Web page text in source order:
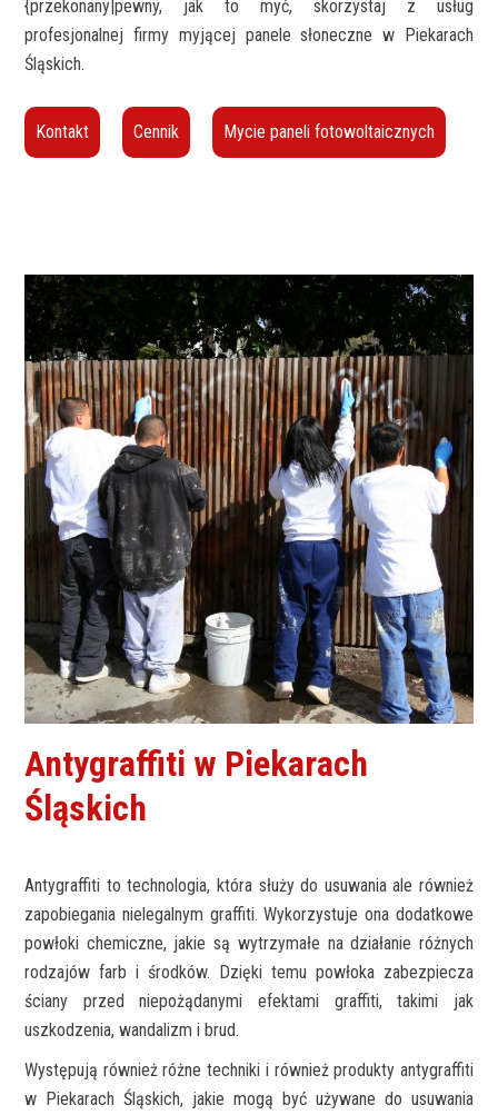
{przekonany|pewny, jak to myć, skorzystaj z usług
profesjonalnej firmy myjącej panele słoneczne w Piekarach
Śląskich.
Kontakt Cennik Mycie paneli fotowoltaicznych
Antygraffiti w Piekarach
Śląskich
Antygraffiti to technologia, która służy do usuwania ale również
zapobiegania nielegalnym graffiti. Wykorzystuje ona dodatkowe
powłoki chemiczne, jakie są wytrzymałe na działanie różnych
rodzajów farb i środków. Dzięki temu powłoka zabezpiecza
ściany przed niepożądanymi efektami graffiti, takimi jak
uszkodzenia, wandalizm i brud.
Występują również różne techniki i również produkty antygraffiti
w Piekarach Śląskich, jakie mogą być używane do usuwania